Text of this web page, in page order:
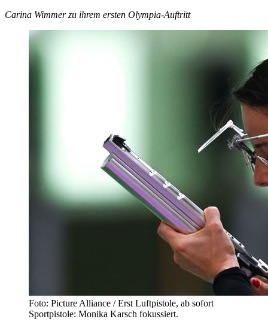
Carina Wimmer zu ihrem ersten Olympia-Auftritt
Foto: Picture Alliance / Erst Luftpistole, ab sofort
Sportpistole: Monika Karsch fokussiert.